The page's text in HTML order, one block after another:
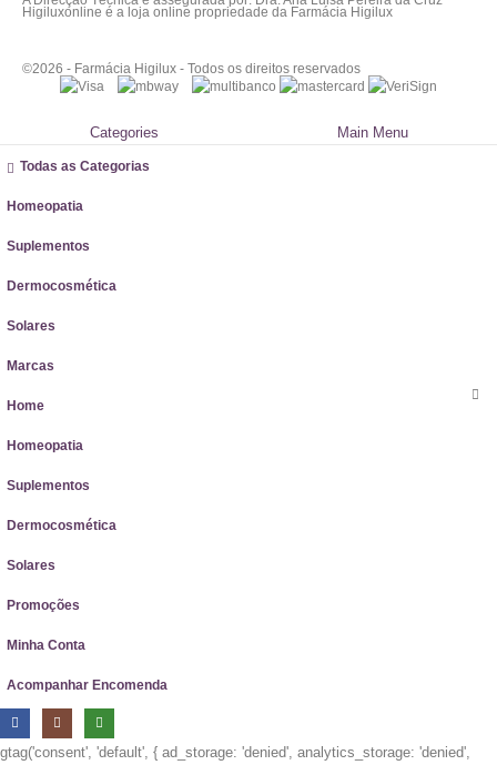
Higiluxonline é a loja online propriedade da Farmácia Higilux
©2026 - Farmácia Higilux - Todos os direitos reservados
Categories Main Menu
Todas as Categorias
Homeopatia
Suplementos
Dermocosmética
Solares
Marcas
Home
Homeopatia
Suplementos
Dermocosmética
Solares
Promoções
Minha Conta
Acompanhar Encomenda
gtag('consent', 'default', { ad_storage: 'denied', analytics_storage: 'denied',